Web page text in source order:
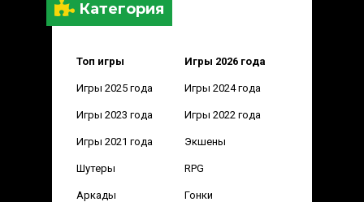
Категория
Топ игры Игры 2026 года
Игры 2025 года Игры 2024 года
Игры 2023 года Игры 2022 года
Игры 2021 года Экшены
Шутеры RPG
Аркады Гонки